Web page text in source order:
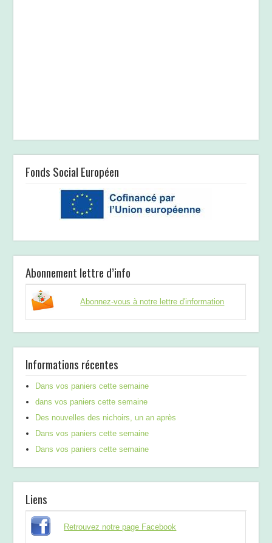
Fonds Social Européen
Abonnement lettre d’info
Abonnez-vous à notre lettre d'information
Informations récentes
Dans vos paniers cette semaine
dans vos paniers cette semaine
Des nouvelles des nichoirs, un an après
Dans vos paniers cette semaine
Dans vos paniers cette semaine
Liens
Retrouvez notre page Facebook